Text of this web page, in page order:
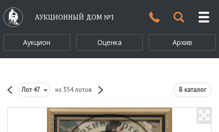
АУКЦИОННЫЙ ДОМ №1
Аукцион Оценка Архив
Лот47 из 354 лотов В каталог